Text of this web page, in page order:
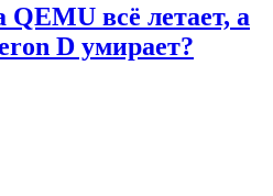
QEMU всё летает, а
D умирает?